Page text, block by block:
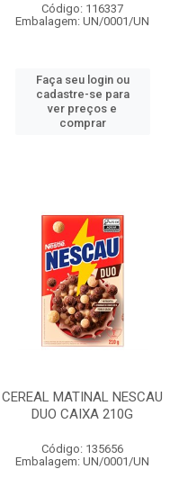
Código: 116337
Embalagem: UN/0001/UN
Faça seu login ou
cadastre-se para
ver preços e
comprar
CEREAL MATINAL NESCAU
DUO CAIXA 210G
Código: 135656
Embalagem: UN/0001/UN